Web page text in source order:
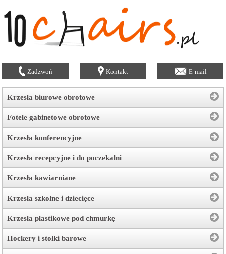
Zadzwoń Kontakt E-mail
Krzesła biurowe obrotowe
Fotele gabinetowe obrotowe
Krzesła konferencyjne
Krzesła recepcyjne i do poczekalni
Krzesła kawiarniane
Krzesła szkolne i dziecięce
Krzesła plastikowe pod chmurkę
Hockery i stołki barowe